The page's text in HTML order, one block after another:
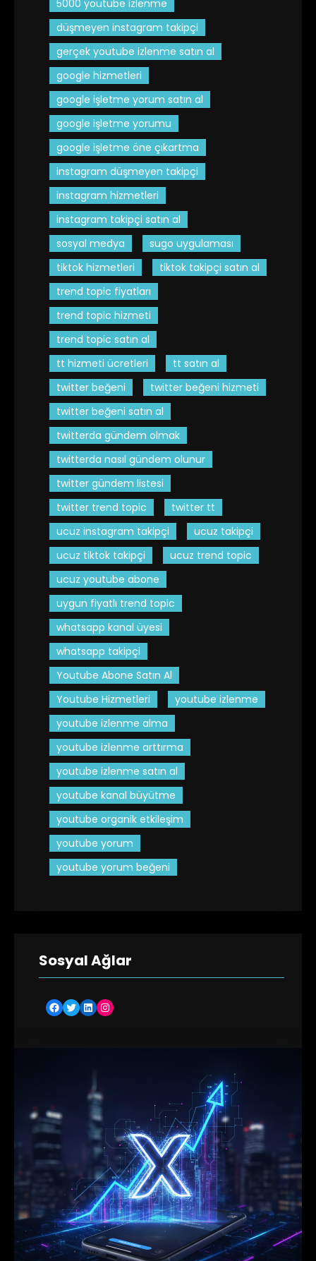
5000 youtube izlenme
düşmeyen instagram takipçi
gerçek youtube izlenme satın al
google hizmetleri
google işletme yorum satın al
google işletme yorumu
google işletme öne çıkartma
instagram düşmeyen takipçi
instagram hizmetleri
instagram takipçi satın al
sosyal medya
sugo uygulaması
tiktok hizmetleri
tiktok takipçi satın al
trend topic fiyatları
trend topic hizmeti
trend topic satın al
tt hizmeti ücretleri
tt satın al
twitter beğeni
twitter beğeni hizmeti
twitter beğeni satın al
twitterda gündem olmak
twitterda nasıl gündem olunur
twitter gündem listesi
twitter trend topic
twitter tt
ucuz instagram takipçi
ucuz takipçi
ucuz tiktok takipçi
ucuz trend topic
ucuz youtube abone
uygun fiyatlı trend topic
whatsapp kanal üyesi
whatsapp takipçi
Youtube Abone Satın Al
Youtube Hizmetleri
youtube izlenme
youtube izlenme alma
youtube izlenme arttırma
youtube izlenme satın al
youtube kanal büyütme
youtube organik etkileşim
youtube yorum
youtube yorum beğeni
Sosyal Ağlar
Facebook Twitter LinkedIn Instagram